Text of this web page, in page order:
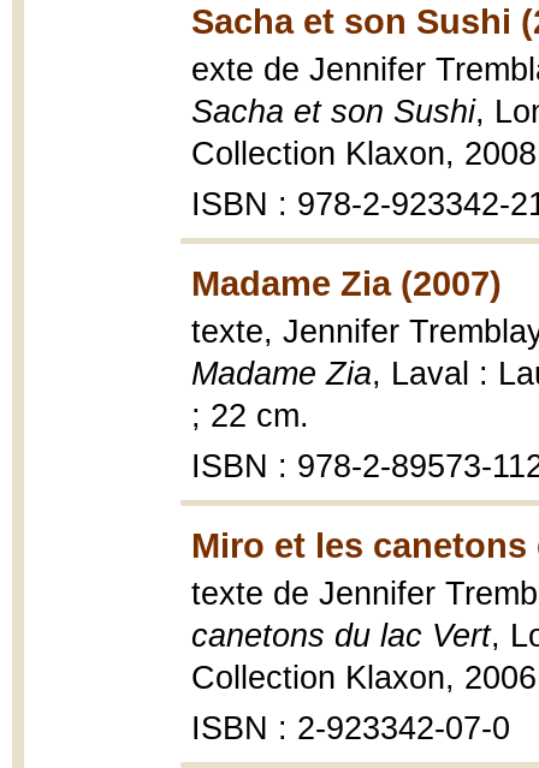
Sacha et son Sushi
exte de Jennifer
Sacha et son Sushi,
Collection Klaxon,
ISBN : 978-2-923342-
Madame Zia (2007)
texte, Jennifer
Madame Zia, Laval :
; 22 cm.
ISBN : 978-2-89573-
Miro et les canetons
texte de Jennifer
canetons du lac Vert,
Collection Klaxon,
ISBN : 2-923342-07-0